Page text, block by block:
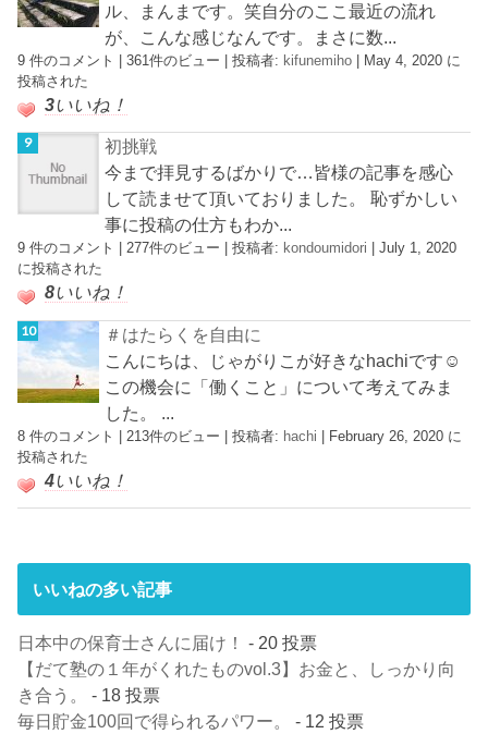
ル、まんまです。笑自分のここ最近の流れ
が、こんな感じなんです。まさに数...
9 件のコメント |361件のビュー |投稿者: kifunemiho
May 4, 2020 に
投稿された
3いいね！
初挑戦
今まで拝見するばかりで…皆様の記事を感心
して読ませて頂いておりました。 恥ずかしい
事に投稿の仕方もわか...
9 件のコメント |277件のビュー |投稿者: kondoumidori |July 1, 2020
に投稿された
8いいね！
＃はたらくを自由に
こんにちは、じゃがりこが好きなhachiです☺︎
この機会に「働くこと」について考えてみま
した。 ...
8 件のコメント | 213件のビュー |投稿者: hachi | February 26, 2020 に
投稿された
4いいね！
いいねの多い記事
日本中の保育士さんに届け！
- 20 投票
【だて塾の１年がくれたものvol.3】お金と、しっかり向
き合う。
- 18 投票
毎日貯金100回で得られるパワー。
- 12 投票